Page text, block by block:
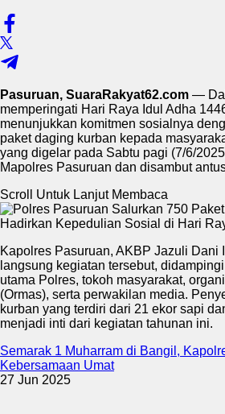
Pasuruan, SuaraRakyat62.com —
memperingati Hari Raya Idul Adha
menunjukkan komitmen sosialnya
paket daging kurban kepada
yang digelar pada Sabtu pagi (7/6/
Mapolres Pasuruan dan disambut
Scroll Untuk Lanjut Membaca
Kapolres Pasuruan, AKBP Jazuli Dani
langsung kegiatan tersebut,
utama Polres, tokoh masyarakat,
(Ormas), serta perwakilan media.
kurban yang terdiri dari 21 ekor sapi
menjadi inti dari kegiatan tahunan ini.
Semarak 1 Muharram di Bangil,
Kebersamaan Umat
27 Jun 2025